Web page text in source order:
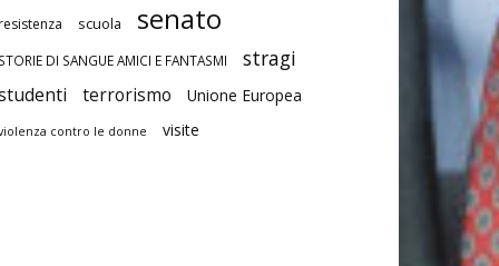
scuola senato
DI SANGUE AMICI E FANTASMI stragi
terrorismo Unione Europea
contro le donne visite